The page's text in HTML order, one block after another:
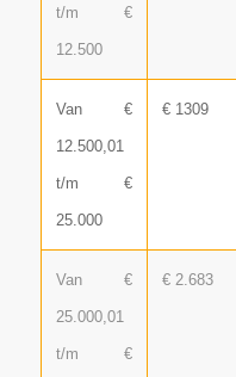
t/m €
12.500
Van €
12.500,01
t/m €
25.000
€ 1309
Van €
25.000,01
t/m €
€ 2.683